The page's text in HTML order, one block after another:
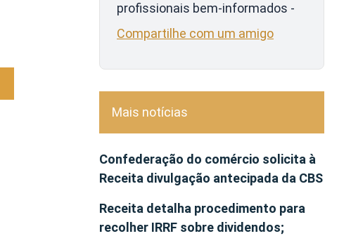
profissionais bem-informados -
Compartilhe com um amigo
Mais notícias
Confederação do comércio solicita à
Receita divulgação antecipada da CBS
Receita detalha procedimento para
recolher IRRF sobre dividendos;